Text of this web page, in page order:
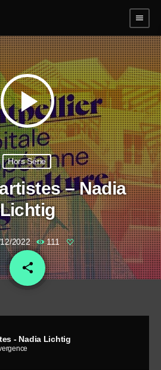
menu
play_arrow
Hors Série
– Nadia
Lichtig
2022 111
share
email
- Nadia Lichtig